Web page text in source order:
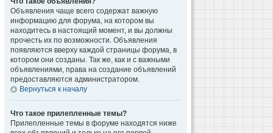
Объявления чаще всего содержат важную
информацию для форума, на котором вы
находитесь в настоящий момент, и вы должны
прочесть их по возможности. Объявления
появляются вверху каждой страницы форума, в
котором они созданы. Так же, как и с важными
объявлениями, права на создание объявлений
предоставляются администратором.
Вернуться к началу
Что такое прилепленные темы?
Прилепленные темы в форуме находятся ниже